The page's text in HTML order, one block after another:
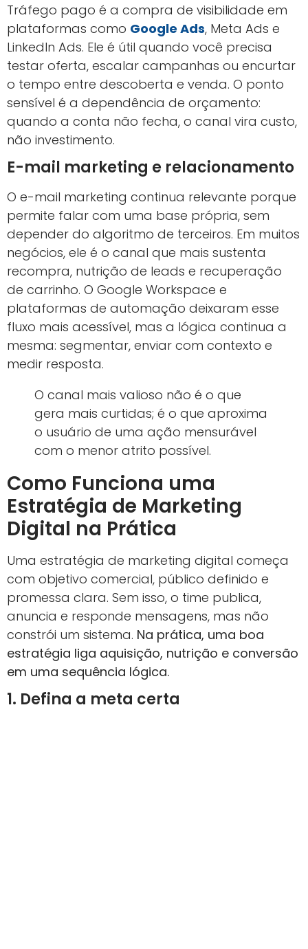
Tráfego pago é a compra de visibilidade em
plataformas como Google Ads, Meta Ads e
LinkedIn Ads. Ele é útil quando você precisa
testar oferta, escalar campanhas ou encurtar
o tempo entre descoberta e venda. O ponto
sensível é a dependência de orçamento:
quando a conta não fecha, o canal vira custo,
não investimento.
E-mail marketing e relacionamento
O e-mail marketing continua relevante porque
permite falar com uma base própria, sem
depender do algoritmo de terceiros. Em muitos
negócios, ele é o canal que mais sustenta
recompra, nutrição de leads e recuperação
de carrinho. O Google Workspace e
plataformas de automação deixaram esse
fluxo mais acessível, mas a lógica continua a
mesma: segmentar, enviar com contexto e
medir resposta.
O canal mais valioso não é o que
gera mais curtidas; é o que aproxima
o usuário de uma ação mensurável
com o menor atrito possível.
Como Funciona uma
Estratégia de Marketing
Digital na Prática
Uma estratégia de marketing digital começa
com objetivo comercial, público definido e
promessa clara. Sem isso, o time publica,
anuncia e responde mensagens, mas não
constrói um sistema. Na prática, uma boa
estratégia liga aquisição, nutrição e conversão
em uma sequência lógica.
1. Defina a meta certa